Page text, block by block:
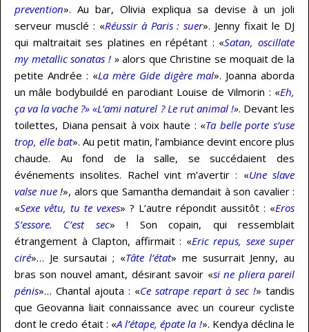
prevention». Au bar, Olivia expliqua sa devise à un joli
serveur musclé : «Réussir à Paris : suer». Jenny fixait le DJ
qui maltraitait ses platines en répétant : «Satan, oscillate
my metallic sonatas !»alors que Christine se moquait de la
petite Andrée : «La mère Gide digère mal». Joanna aborda
un mâle bodybuildé en parodiant Louise de Vilmorin : «Eh,
ça va la vache ?» «L’ami naturel ? Le rut animal !». Devant les
toilettes, Diana pensait à voix haute : «Ta belle porte s’use
trop, elle bat». Au petit matin, l’ambiance devint encore plus
chaude. Au fond de la salle, se succédaient des
événements insolites. Rachel vint m’avertir : «Une slave
valse nue!», alors que Samantha demandait à son cavalier :
«Sexe vêtu, tu te vexes» ? L’autre répondit aussitôt : «Eros
S’essore. C’est sec» ! Son copain, qui ressemblait
étrangement à Clapton, affirmait : «Eric repus, sexe super
ciré»… Je sursautai ; «Tâte l’état» me susurrait Jenny, au
bras son nouvel amant, désirant savoir «si ne pliera pareil
pénis»… Chantal ajouta : «Ce satrape repart à sec !» tandis
que Geovanna liait connaissance avec un coureur cycliste
dont le credo était : «A l’étape, épate la !». Kendya déclina le